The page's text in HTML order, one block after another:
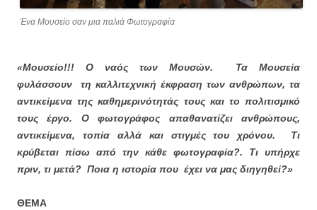
Ένα Μουσείο σαν μια παλιά Φωτογραφία
«Μουσείο!!! Ο ναός των Μουσών. Τα Μουσεία
φυλάσσουν τη καλλιτεχνική έκφραση των ανθρώπων, τα
αντικείμενα της καθημερινότητάς τους και το πολιτισμικό
τους έργο. Ο φωτογράφος απαθανατίζει ανθρώπους,
αντικείμενα, τοπία αλλά και στιγμές του χρόνου. Τι
κρύβεται πίσω από την κάθε φωτογραφία?. Τι υπήρχε
πριν, τι μετά? Ποια η ιστορία που έχει να μας διηγηθεί?»
ΘΕΜΑ